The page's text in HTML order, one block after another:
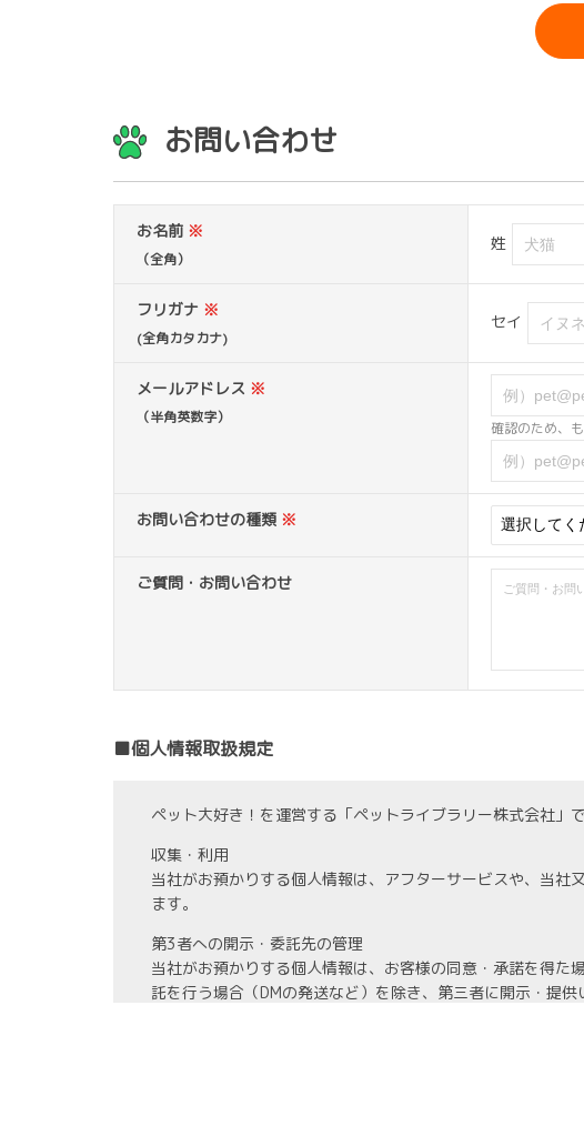
お問い合わせ
お名前 ※
（全角）
姓
フリガナ ※
(全角カタカナ)
セイ
メールアドレス ※
（半角英数字）
確認のため、
お問い合わせの種類 ※
ご質問・お問い合わせ
■個人情報取扱規定
ペット大好き！を運営する「ペットライブラリー株式会社」
収集・利用
当社がお預かりする個人情報は、アフターサービスや、当
ます。
第3者への開示・委託先の管理
当社がお預かりする個人情報は、お客様の同意・承諾を得
託を行う場合（DMの発送など）を除き、第三者に開示・提供
当社がお預かりする氏名、住所、電話番号等の個人情報は